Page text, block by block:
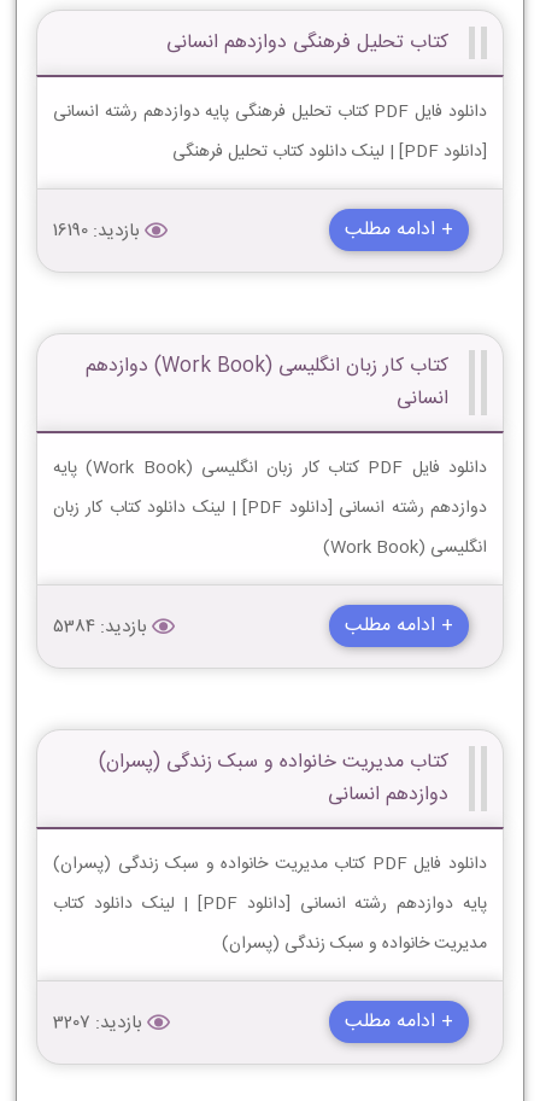
کتاب تحلیل فرهنگی دوازدهم انسانی
دانلود فایل PDF کتاب تحلیل فرهنگی پایه دوازدهم رشته انسانی
[دانلود PDF] | لینک دانلود کتاب تحلیل فرهنگی
+ ادامه مطلب بازدید: 16190
کتاب کار زبان انگلیسی (Work Book) دوازدهم
انسانی
دانلود فایل PDF کتاب کار زبان انگلیسی (Work Book) پایه
دوازدهم رشته انسانی [دانلود PDF] | لینک دانلود کتاب کار زبان
انگلیسی (Work Book)
+ ادامه مطلب بازدید: 5384
کتاب مدیریت خانواده و سبک زندگی (پسران)
دوازدهم انسانی
دانلود فایل PDF کتاب مدیریت خانواده و سبک زندگی (پسران)
پایه دوازدهم رشته انسانی [دانلود PDF] | لینک دانلود کتاب
مدیریت خانواده و سبک زندگی (پسران)
+ ادامه مطلب بازدید: 3207